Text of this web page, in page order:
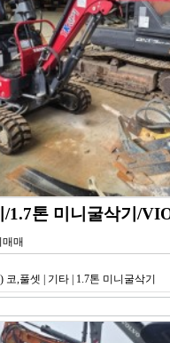
/1.7톤 미니굴삭기/
매
코,풀셋 | 기타 | 1.7톤 미니굴삭기